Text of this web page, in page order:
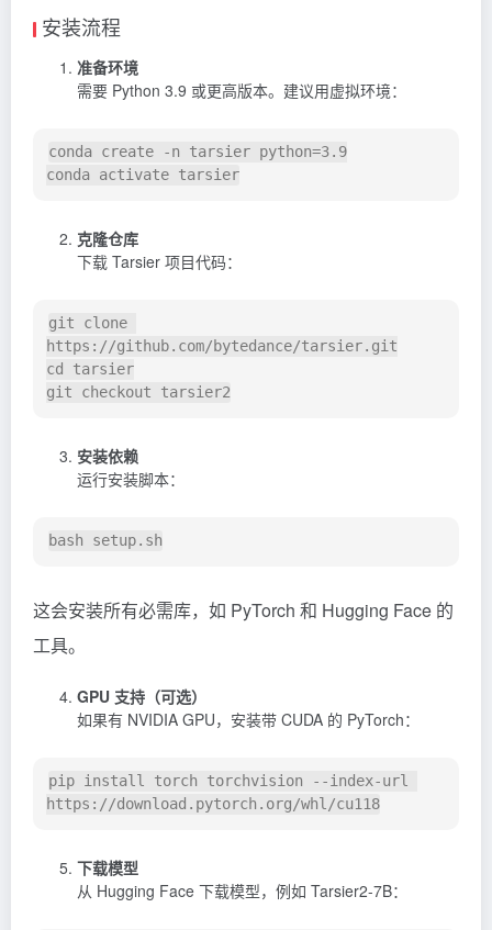
安装流程
准备环境
需要 Python 3.9 或更高版本。建议用虚拟环境：
conda create -n tarsier python=3.9
克隆仓库
下载 Tarsier 项目代码：
git clone
https://github.com/bytedance/tarsier.git
cd tarsier
安装依赖
运行安装脚本：
这会安装所有必需库，如 PyTorch 和 Hugging Face 的
工具。
GPU 支持（可选）
如果有 NVIDIA GPU，安装带 CUDA 的 PyTorch：
pip install torch torchvision --index-url
下载模型
从 Hugging Face 下载模型，例如 Tarsier2-7B：